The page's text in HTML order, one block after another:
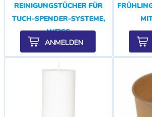
REINIGUNGSTÜCHER FÜR
TUCH-SPENDER-SYSTEME,
WEISS
ANMELDEN